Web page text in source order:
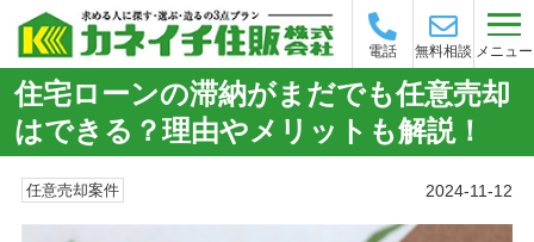
電話 無料相談 メニュー
住宅ローンの滞納がまだでも任意売却
はできる？理由やメリットも解説！
任意売却案件 2024-11-12